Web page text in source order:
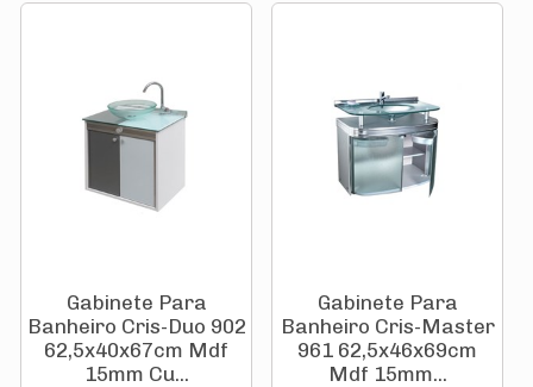
Gabinete Para
Banheiro Cris-Duo 902
62,5x40x67cm Mdf
15mm Cu...
Gabinete Para
Banheiro Cris-Master
961 62,5x46x69cm
Mdf 15mm...